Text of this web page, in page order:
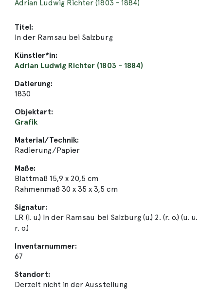
Adrian Ludwig Richter (1803 - 1884)
Titel:
In der Ramsau bei Salzburg
Künstler*in:
Adrian Ludwig Richter (1803 - 1884)
Datierung:
1830
Objektart:
Grafik
Material/Technik:
Radierung/Papier
Maße:
Blattmaß 15,9 x 20,5 cm
Rahmenmaß 30 x 35 x 3,5 cm
Signatur:
LR (l. u.) In der Ramsau bei Salzburg (u.) 2. (r. o.) (u. u.
r. o.)
Inventarnummer:
67
Standort:
Derzeit nicht in der Ausstellung